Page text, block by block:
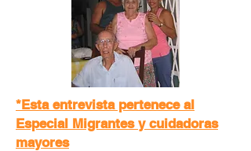
*Esta entrevista pertenece al
Especial Migrantes y cuidadoras
mayores